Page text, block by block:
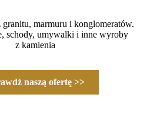
granitu, marmuru i konglomeratów.
schody, umywalki i inne wyroby
z kamienia
naszą ofertę >>